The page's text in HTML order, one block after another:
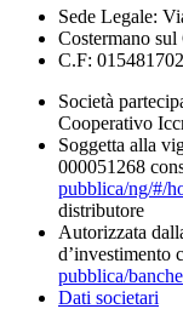
Sede Legale:
Costermano
C.F:
Società
Cooperativo
Soggetta alla
000051268
pubblica/ng/#/
distributore
Autorizzata
d’investimento
pubblica/banche
Dati societari